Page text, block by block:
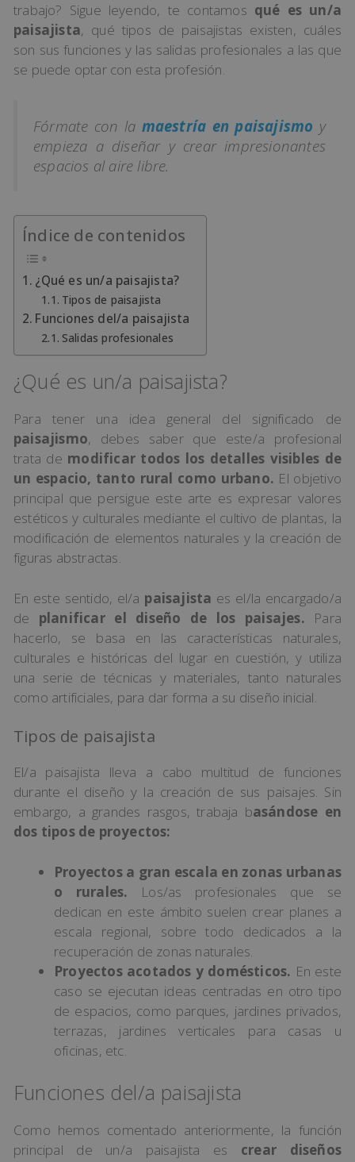
trabajo? Sigue leyendo, te contamos qué es un/a
paisajista, qué tipos de paisajistas existen, cuáles
son sus funciones y las salidas profesionales a las que
se puede optar con esta profesión.
Fórmate con la maestría en paisajismo y
empieza a diseñar y crear impresionantes
espacios al aire libre.
Índice de contenidos
¿Qué es un/a paisajista?
Tipos de paisajista
Funciones del/a paisajista
Salidas profesionales
¿Qué es un/a paisajista?
Para tener una idea general del significado de
paisajismo, debes saber que este/a profesional
trata de modificar todos los detalles visibles de
un espacio, tanto rural como urbano. El objetivo
principal que persigue este arte es expresar valores
estéticos y culturales mediante el cultivo de plantas, la
modificación de elementos naturales y la creación de
figuras abstractas.
En este sentido, el/a paisajista es el/la encargado/a
de planificar el diseño de los paisajes. Para
hacerlo, se basa en las características naturales,
culturales e históricas del lugar en cuestión, y utiliza
una serie de técnicas y materiales, tanto naturales
como artificiales, para dar forma a su diseño inicial.
Tipos de paisajista
El/a paisajista lleva a cabo multitud de funciones
durante el diseño y la creación de sus paisajes. Sin
embargo, a grandes rasgos, trabaja basándose en
dos tipos de proyectos:
Proyectos a gran escala en zonas urbanas
o rurales. Los/as profesionales que se
dedican en este ámbito suelen crear planes a
escala regional, sobre todo dedicados a la
recuperación de zonas naturales.
Proyectos acotados y domésticos. En este
caso se ejecutan ideas centradas en otro tipo
de espacios, como parques, jardines privados,
terrazas, jardines verticales para casas u
oficinas, etc.
Funciones del/a paisajista
Como hemos comentado anteriormente, la función
principal de un/a paisajista es crear diseños